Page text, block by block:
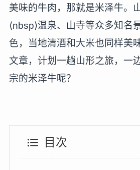
美味的牛肉，那就是米泽牛。
⟨nbsp⟩温泉、山寺等众多知名
色，当地清酒和大米也同样美
文章，计划一趟山形之旅，一
宗的米泽牛呢？
目次